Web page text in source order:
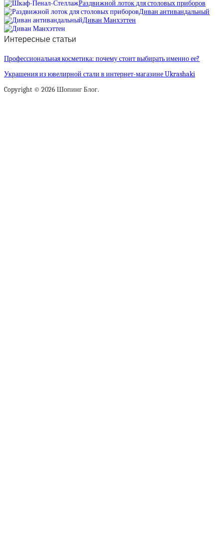
Раздвижной лоток для столовых приборов
Диван антивандальный
Диван Манхэттен
Интересные статьи
Профессиональная косметика: почему стоит выбирать именно ее?
Украшения из ювелирной стали в интернет-магазине Ukrashaki
Copyright © 2026 Шопинг Блог.